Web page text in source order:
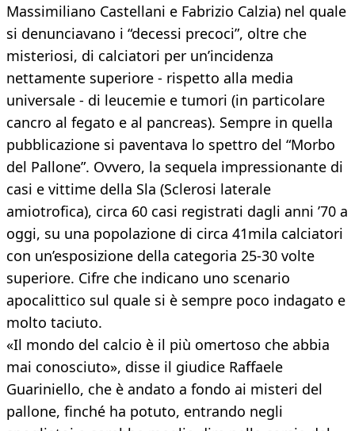
Massimiliano Castellani e Fabrizio Calzia) nel quale
si denunciavano i “decessi precoci”, oltre che
misteriosi, di calciatori per un’incidenza
nettamente superiore - rispetto alla media
universale - di leucemie e tumori (in particolare
cancro al fegato e al pancreas). Sempre in quella
pubblicazione si paventava lo spettro del “Morbo
del Pallone”. Ovvero, la sequela impressionante di
casi e vittime della Sla (Sclerosi laterale
amiotrofica), circa 60 casi registrati dagli anni ’70 a
oggi, su una popolazione di circa 41mila calciatori
con un’esposizione della categoria 25-30 volte
superiore. Cifre che indicano uno scenario
apocalittico sul quale si è sempre poco indagato e
molto taciuto.
«Il mondo del calcio è il più omertoso che abbia
mai conosciuto», disse il giudice Raffaele
Guariniello, che è andato a fondo ai misteri del
pallone, finché ha potuto, entrando negli